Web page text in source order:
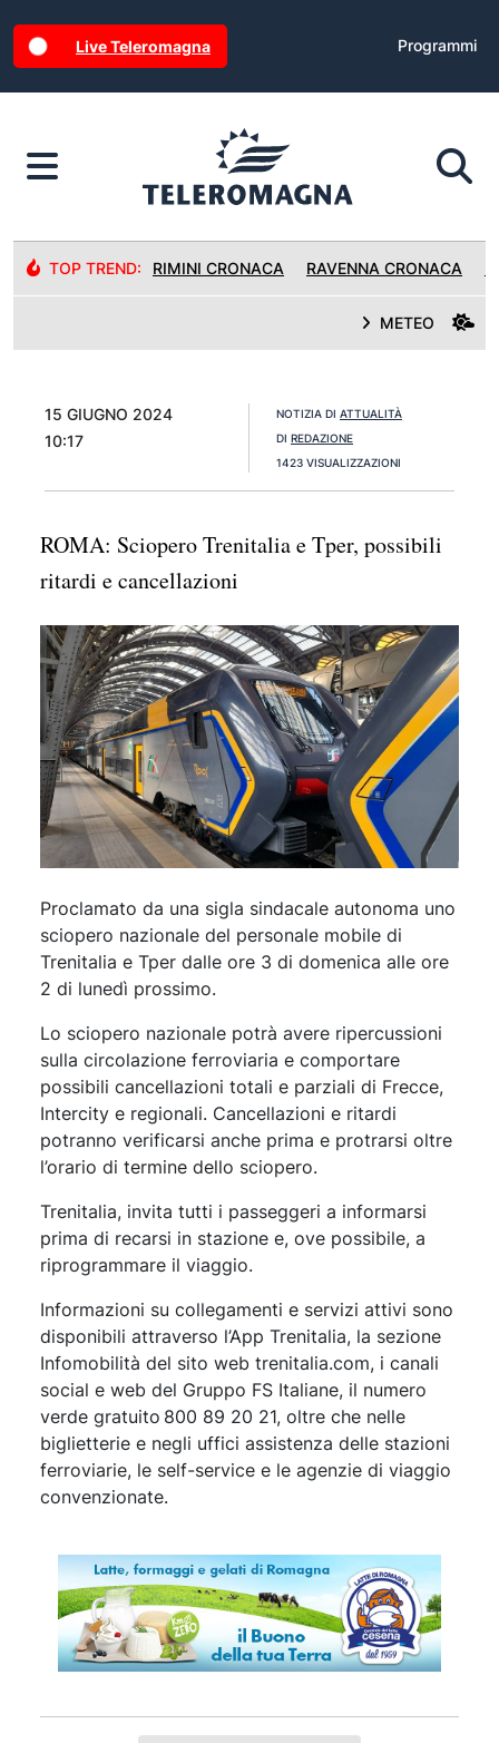
Live Teleromagna Programmi
TOP TREND: RIMINI CRONACA RAVENNA CRONACA
METEO
15 GIUGNO 2024
10:17
NOTIZIA DI ATTUALITÀ
DI REDAZIONE
1423 VISUALIZZAZIONI
ROMA: Sciopero Trenitalia e Tper, possibili
ritardi e cancellazioni
Proclamato da una sigla sindacale autonoma uno
sciopero nazionale del personale mobile di
Trenitalia e Tper dalle ore 3 di domenica alle ore
2 di lunedì prossimo.
Lo sciopero nazionale potrà avere ripercussioni
sulla circolazione ferroviaria e comportare
possibili cancellazioni totali e parziali di Frecce,
Intercity e regionali. Cancellazioni e ritardi
potranno verificarsi anche prima e protrarsi oltre
l’orario di termine dello sciopero.
Trenitalia, invita tutti i passeggeri a informarsi
prima di recarsi in stazione e, ove possibile, a
riprogrammare il viaggio.
Informazioni su collegamenti e servizi attivi sono
disponibili attraverso l’App Trenitalia, la sezione
Infomobilità del sito web trenitalia.com, i canali
social e web del Gruppo FS Italiane, il numero
verde gratuito 800 89 20 21, oltre che nelle
biglietterie e negli uffici assistenza delle stazioni
ferroviarie, le self-service e le agenzie di viaggio
convenzionate.